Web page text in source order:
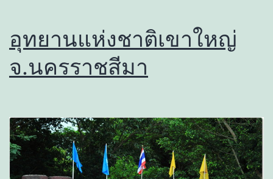
อุทยานแห่งชาติเขาใหญ่
จ.นครราชสีมา